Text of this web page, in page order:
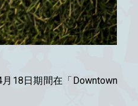
18日期間在「Downtown